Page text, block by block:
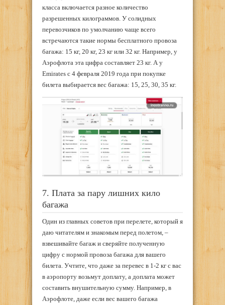
класса включается разное количество
разрешенных килограммов. У солидных
перевозчиков по умолчанию чаще всего
встречаются такие нормы бесплатного провоза
багажа: 15 кг, 20 кг, 23 кг или 32 кг. Например, у
Аэрофлота эта цифра составляет 23 кг. А у
Emirates с 4 февраля 2019 года при покупке
билета выбирается вес багажа: 15, 25, 30, 35 кг.
7. Плата за пару лишних кило
багажа
Один из главных советов при перелете, который я
даю читателям и знакомым перед полетом, –
взвешивайте багаж и сверяйте полученную
цифру с нормой провоза багажа для вашего
билета. Учтите, что даже за перевес в 1-2 кг с вас
в аэропорту возьмут доплату, а доплата может
составить внушительную сумму. Например, в
Аэрофлоте, даже если вес вашего багажа